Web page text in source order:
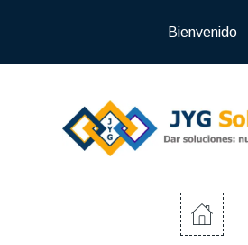
Bienvenido